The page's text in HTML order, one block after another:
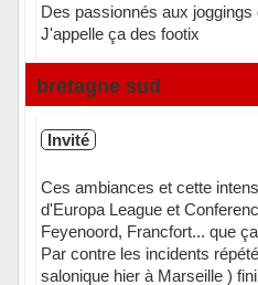
Des passionnés aux
J'appelle ça des footix
Hors ligne
bretagne sud
Invité
Ces ambiances et cette
d'Europa League et
Feyenoord, Francfort... que
Par contre les incidents
salonique hier à Marseille )